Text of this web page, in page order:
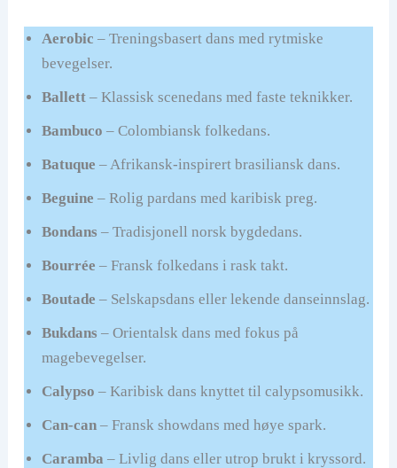
Aerobic – Treningsbasert dans med rytmiske
bevegelser.
Ballett– Klassisk scenedans med faste teknikker.
Bambuco – Colombiansk folkedans.
Batuque – Afrikansk-inspirert brasiliansk dans.
Beguine – Rolig pardans med karibisk preg.
Bondans – Tradisjonell norsk bygdedans.
Bourrée – Fransk folkedans i rask takt.
Boutade – Selskapsdans eller lekende danseinnslag.
Bukdans – Orientalsk dans med fokus på
magebevegelser.
Calypso – Karibisk dans knyttet til calypsomusikk.
Can-can– Fransk showdans med høye spark.
Caramba – Livlig dans eller utrop brukt i kryssord.